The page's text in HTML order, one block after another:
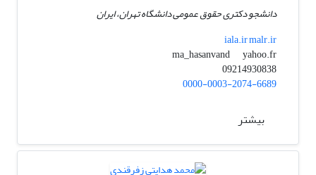
دانشجو دکتری حقوق عمومی دانشگاه تهران، ایران
iala.ir malr.ir
ma_hasanvand
yahoo.fr
09214930838
0000-0003-2074-6689
بیشتر